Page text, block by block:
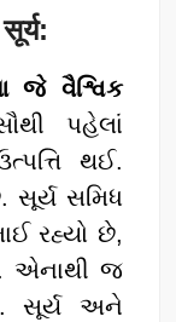
જે વૈશ્વિક
પહેલાં
થઈ.
સૂર્ય સમિધ
રહ્યો છે,
એનાથી જ
સૂર્ય અને